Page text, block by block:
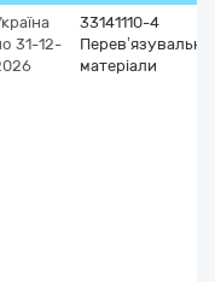
31-12-
33141110-4
Перев’язувальні
матеріали